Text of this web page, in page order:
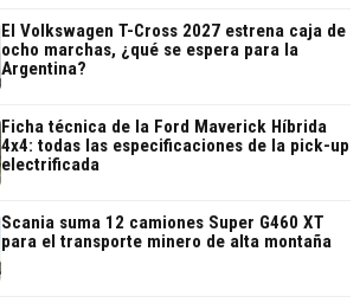
El Volkswagen T-Cross 2027 estrena caja de
ocho marchas, ¿qué se espera para la
Argentina?
Ficha técnica de la Ford Maverick Híbrida
4x4: todas las especificaciones de la pick-up
electrificada
Scania suma 12 camiones Super G460 XT
para el transporte minero de alta montaña